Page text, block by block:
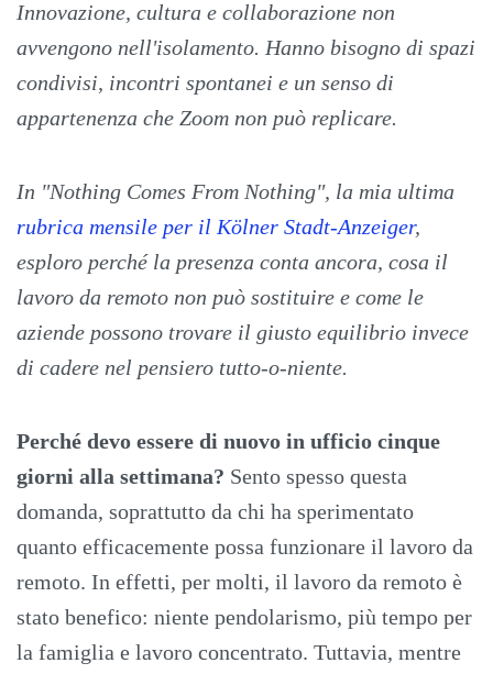
Innovazione, cultura e collaborazione non
avvengono nell'isolamento. Hanno bisogno di spazi
condivisi, incontri spontanei e un senso di
appartenenza che Zoom non può replicare.
In "Nothing Comes From Nothing", la mia ultima
rubrica mensile per il Kölner Stadt-Anzeiger,
esploro perché la presenza conta ancora, cosa il
lavoro da remoto non può sostituire e come le
aziende possono trovare il giusto equilibrio invece
di cadere nel pensiero tutto-o-niente.
Perché devo essere di nuovo in ufficio cinque
giorni alla settimana? Sento spesso questa
domanda, soprattutto da chi ha sperimentato
quanto efficacemente possa funzionare il lavoro da
remoto. In effetti, per molti, il lavoro da remoto è
stato benefico: niente pendolarismo, più tempo per
la famiglia e lavoro concentrato. Tuttavia, mentre